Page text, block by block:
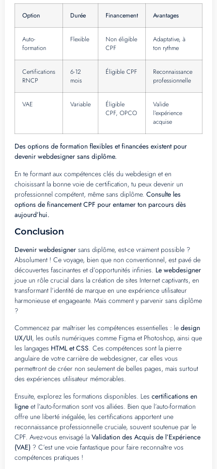
Option Durée Financement Avantages
Auto-
formation
Flexible
Non éligible
CPF
Adaptative, à
ton rythme
Certifications
RNCP
6-12
mois
Éligible CPF
Reconnaissance
professionnelle
VAE Variable
Éligible
CPF, OPCO
Valide
l’expérience
acquise
Des options de formation flexibles et financées existent pour
devenir webdesigner sans diplôme.
En te formant aux compétences clés du webdesign et en
choisissant la bonne voie de certification, tu peux devenir un
professionnel compétent, même sans diplôme. Consulte les
options de financement CPF pour entamer ton parcours dès
aujourd’hui.
Conclusion
Devenir webdesigner sans diplôme, est-ce vraiment possible ?
Absolument ! Ce voyage, bien que non conventionnel, est pavé de
découvertes fascinantes et d’opportunités infinies. Le webdesigner
joue un rôle crucial dans la création de sites Internet captivants, en
transformant l’identité de marque en une expérience utilisateur
harmonieuse et engageante. Mais comment y parvenir sans diplôme
?
Commencez par maîtriser les compétences essentielles : le design
UX/UI, les outils numériques comme Figma et Photoshop, ainsi que
les langages HTML et CSS. Ces compétences sont la pierre
angulaire de votre carrière de webdesigner, car elles vous
permettront de créer non seulement de belles pages, mais surtout
des expériences utilisateur mémorables.
Ensuite, explorez les formations disponibles. Les certifications en
ligne et l’auto-formation sont vos alliées. Bien que l’auto-formation
offre une liberté inégalée, les certifications apportent une
reconnaissance professionnelle cruciale, souvent soutenue par le
CPF. Avez-vous envisagé la Validation des Acquis de l’Expérience
(VAE) ? C’est une voie fantastique pour faire reconnaître vos
compétences pratiques !